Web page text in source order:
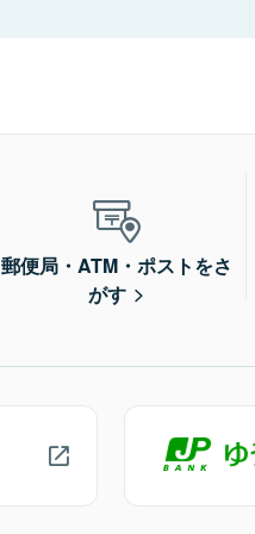
郵便局・ATM・ポストをさ
がす